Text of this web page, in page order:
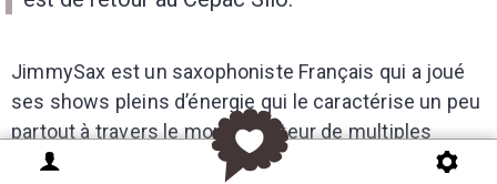
JimmySax est un saxophoniste Français qui a joué
ses shows pleins d’énergie qui le caractérise un peu
partout à travers le monde. Auteur de multiples
succès comme "No Man No Cry" (disque d’Or et de